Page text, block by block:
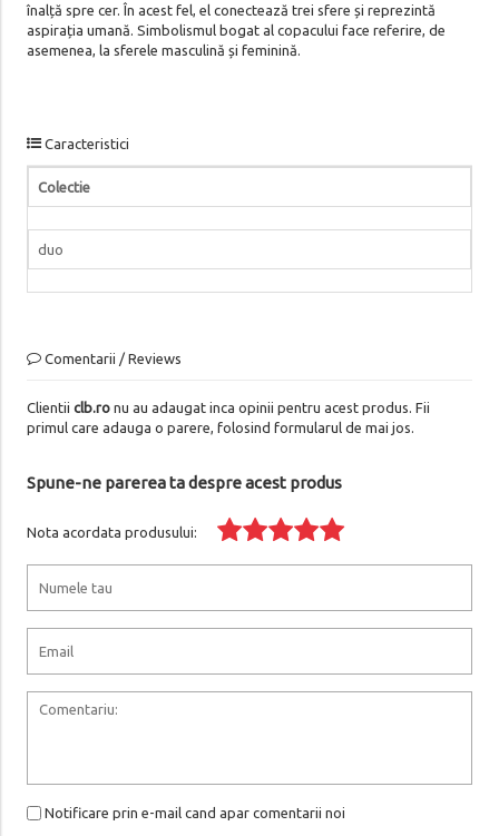
înalță spre cer. În acest fel, el conectează trei sfere și reprezintă
aspirația umană. Simbolismul bogat al copacului face referire, de
asemenea, la sferele masculină și feminină.
Caracteristici
Colectie
duo
Comentarii / Reviews
Clientii clb.ronu au adaugat inca opinii pentru acest produs. Fii
primul care adauga o parere, folosind formularul de mai jos.
Spune-ne parerea ta despre acest produs
Nota acordata produsului:
Notificare prin e-mail cand apar comentarii noi